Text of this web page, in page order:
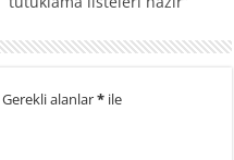
Gerekli alanlar* ile